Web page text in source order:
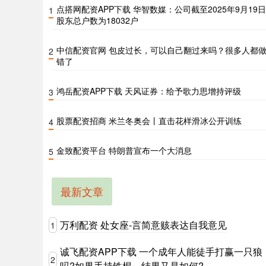
1 点搭网配资APP下载 华智数媒：公司截至2025年9月19
股东总户数为18032户
2 中信配资官网 包皮过长，可以自己翻过来吗？很多人都做
错了
3 鸿岳配资APP下载 天风证券：给予歌力思增持评级
4 股票配资招商 米兰冬奥会丨直击花样滑冰公开训练
5 金致配资平台 特朗普宣布一个大消息
最新文章
1 万利配资 处女座-言简意赅表达自我意见
2
诚飞配资APP下载 一个成年人能徒手打赢一只狼